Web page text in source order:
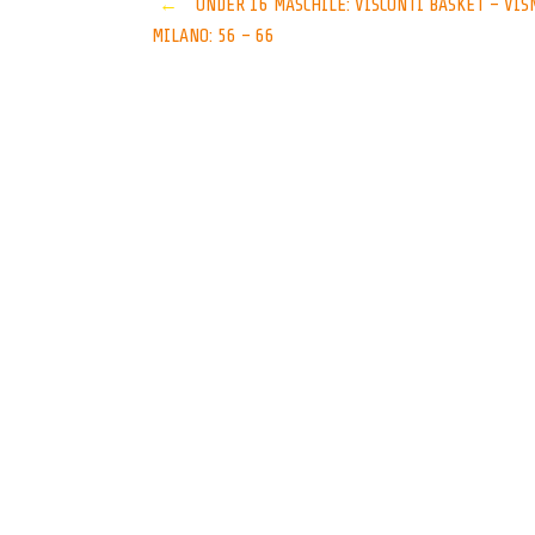
Post
←
UNDER 16 MASCHILE: VISCONTI BASKET –
MILANO: 56 – 66